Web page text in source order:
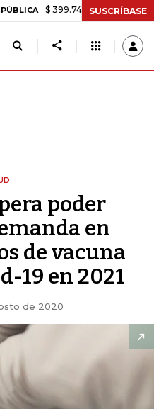
$ 399.745,16 +$ 2.295,71 +0,58%
SUSCRÍBASE
poder
en
de vacuna
19 en 2021
de 2020